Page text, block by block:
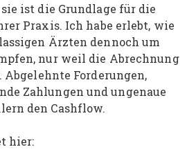
ist die Grundlage für die
Praxis. Ich habe erlebt, wie
Ärzten dennoch um
nur weil die Abrechnung
Forderungen,
Zahlungen und ungenaue
den Cashflow.
hier: